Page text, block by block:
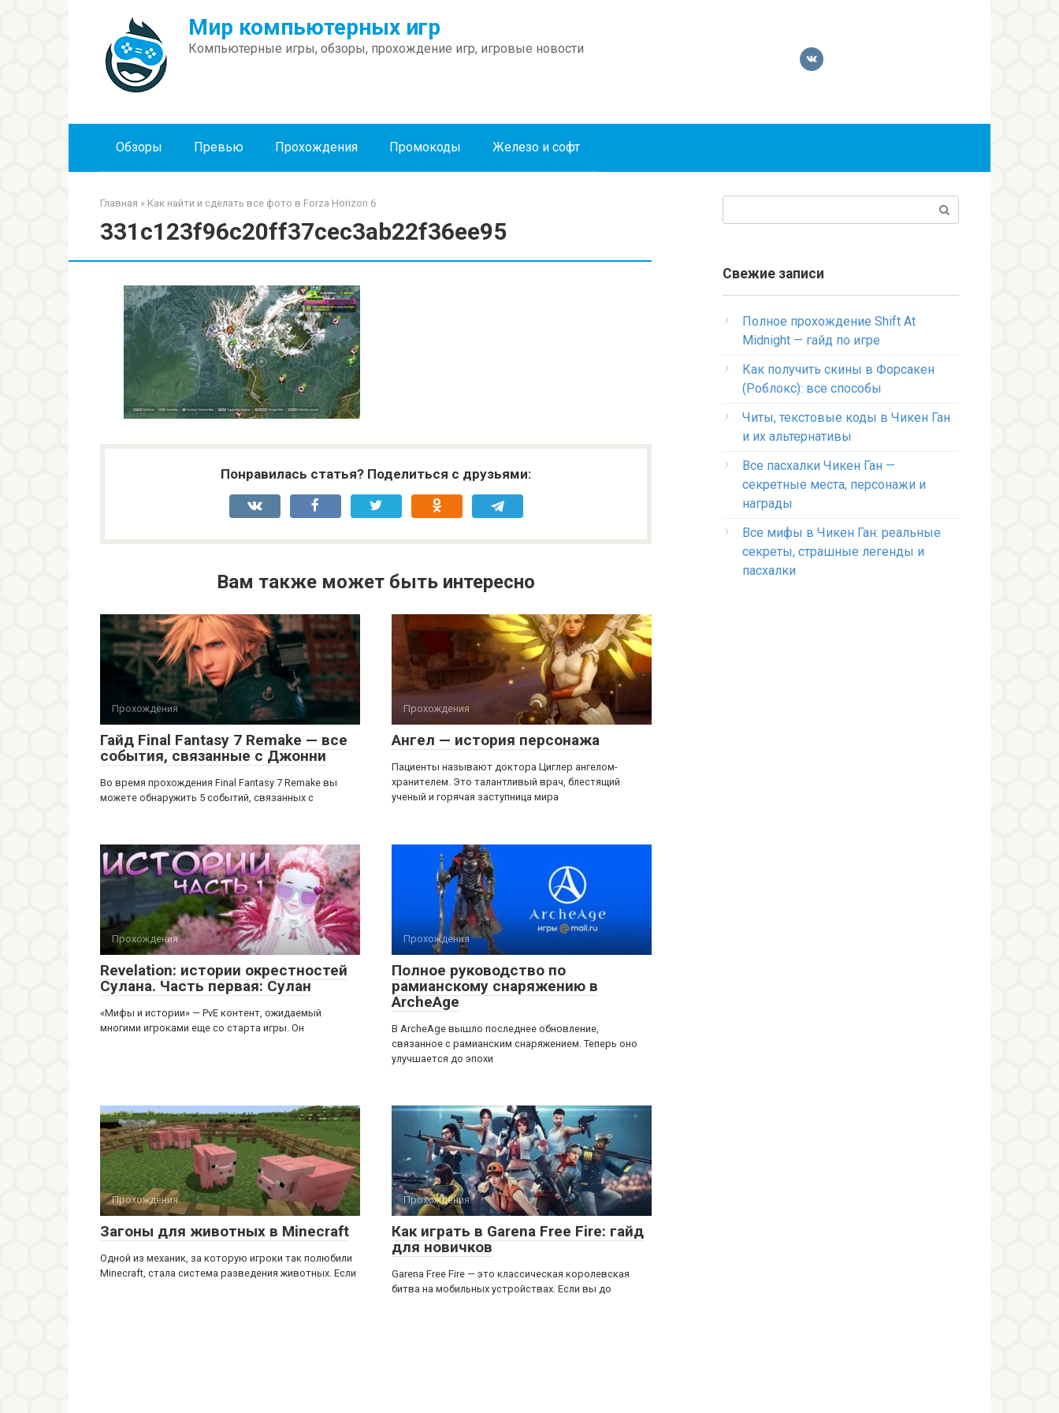
Мир компьютерных игр
Компьютерные игры, обзоры, прохождение игр, игровые новости
Обзоры Превью Прохождения Промокоды Железо и софт
Главная » Как найти и сделать все фото в Forza Horizon 6
331c123f96c20ff37cec3ab22f36ee95
Понравилась статья? Поделиться с друзьями:
Вам также может быть интересно
Прохождения
Гайд Final Fantasy 7 Remake — все
события, связанные с Джонни
Во время прохождения Final Fantasy 7 Remake вы
можете обнаружить 5 событий, связанных с
Прохождения
Ангел — история персонажа
Пациенты называют доктора Циглер ангелом-
хранителем. Это талантливый врач, блестящий
ученый и горячая заступница мира
Прохождения
Revelation: истории окрестностей
Сулана. Часть первая: Сулан
«Мифы и истории» — PvE контент, ожидаемый
многими игроками еще со старта игры. Он
Прохождения
Полное руководство по
рамианскому снаряжению в
ArcheAge
В ArcheAge вышло последнее обновление,
связанное с рамианским снаряжением. Теперь оно
улучшается до эпохи
Прохождения
Загоны для животных в Minecraft
Одной из механик, за которую игроки так полюбили
Minecraft, стала система разведения животных. Если
Прохождения
Как играть в Garena Free Fire: гайд
для новичков
Garena Free Fire — это классическая королевская
битва на мобильных устройствах. Если вы до
Свежие записи
Полное прохождение Shift At
Midnight — гайд по игре
Как получить скины в Форсакен
(Роблокс): все способы
Читы, текстовые коды в Чикен Ган
и их альтернативы
Все пасхалки Чикен Ган —
секретные места, персонажи и
награды
Все мифы в Чикен Ган: реальные
секреты, страшные легенды и
пасхалки